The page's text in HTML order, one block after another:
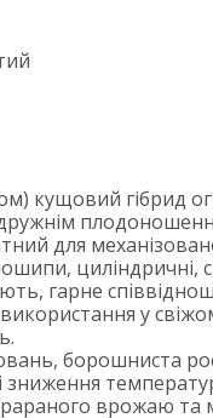
кущовий гібрид
для
гарне
у
борошниста
зниження
врожаю та